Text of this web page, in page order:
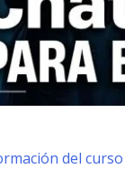
del curso